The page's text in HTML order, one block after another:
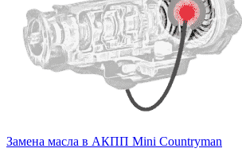
Замена масла в АКПП Mini Countryman